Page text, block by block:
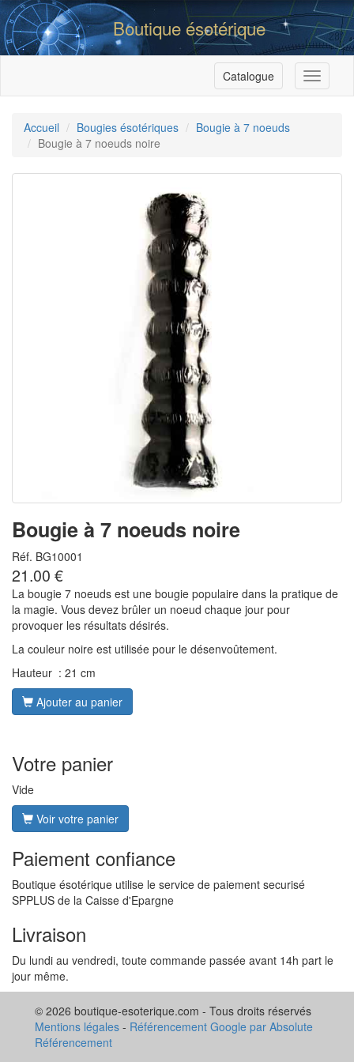
Boutique ésotérique
Menu
Catalogue
Accueil Bougies ésotériques
Bougie à 7 noeuds
Bougie à 7 noeuds noire
Bougie à 7 noeuds noire
Réf. BG10001
21.00 €
La bougie 7 noeuds est une bougie populaire dans la pratique de
la magie. Vous devez brûler un noeud chaque jour pour
provoquer les résultats désirés.
La couleur noire est utilisée pour le désenvoûtement.
Hauteur : 21 cm
Ajouter au panier
Votre panier
Vide
Voir votre panier
Paiement confiance
Boutique ésotérique utilise le service de paiement securisé
SPPLUS de la Caisse d'Epargne
Livraison
Du lundi au vendredi, toute commande passée avant 14h part le
jour même.
© 2026 boutique-esoterique.com - Tous droits réservés
Mentions légales - Référencement Google par Absolute
Référencement